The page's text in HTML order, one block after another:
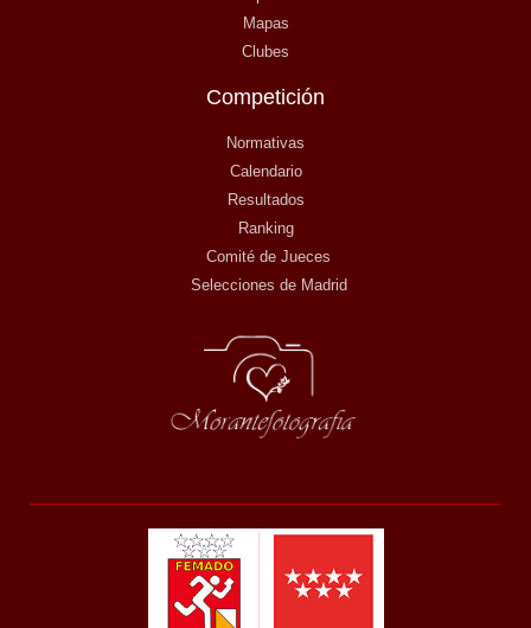
Mapas
Clubes
Competición
Normativas
Calendario
Resultados
Ranking
Comité de Jueces
Selecciones de Madrid